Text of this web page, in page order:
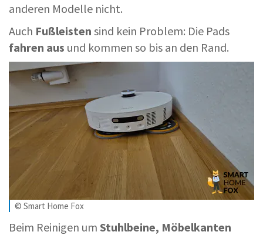
anderen Modelle nicht.
Auch Fußleisten sind kein Problem: Die Pads
fahren aus und kommen so bis an den Rand.
© Smart Home Fox
Beim Reinigen um Stuhlbeine, Möbelkanten